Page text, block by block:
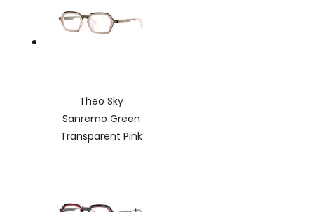
Theo Sky
Sanremo Green
Transparent Pink